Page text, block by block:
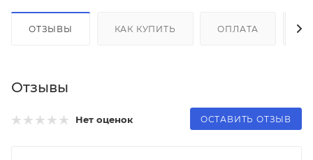
ОТЗЫВЫ КАК КУПИТЬ ОПЛАТА
Отзывы
Нет оценок ОСТАВИТЬ ОТЗЫВ